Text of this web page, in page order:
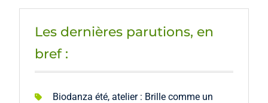
Les dernières parutions, en
bref :
Biodanza été, atelier : Brille comme un